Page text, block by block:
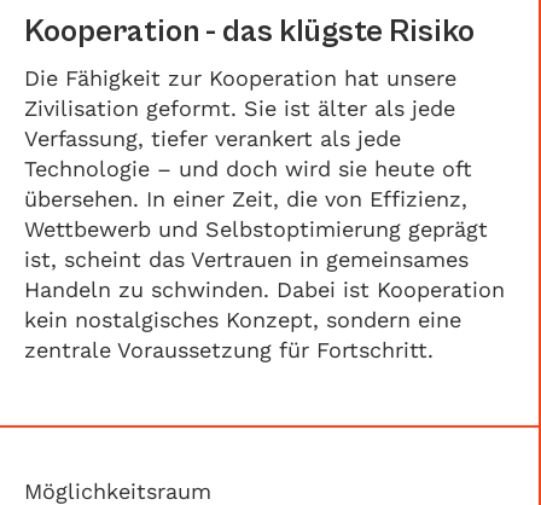
Kooperation - das klügste Risiko
Die Fähigkeit zur Kooperation hat unsere
Zivilisation geformt. Sie ist älter als jede
Verfassung, tiefer verankert als jede
Technologie – und doch wird sie heute oft
übersehen. In einer Zeit, die von Effizienz,
Wettbewerb und Selbstoptimierung geprägt
ist, scheint das Vertrauen in gemeinsames
Handeln zu schwinden. Dabei ist Kooperation
kein nostalgisches Konzept, sondern eine
zentrale Voraussetzung für Fortschritt.
Möglichkeitsraum